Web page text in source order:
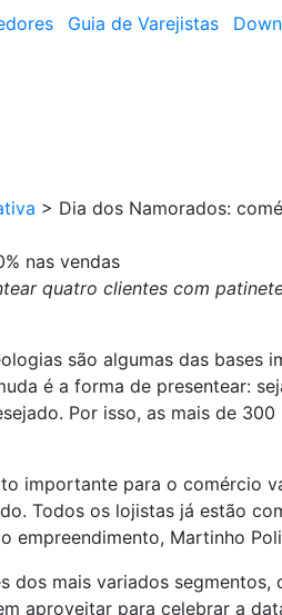
Guia de Varejistas
> Dia dos Namorados:
nas vendas
quatro clientes com
são algumas das bases
é a forma de presentear:
Por isso, as mais de
importante para o comércio
Todos os lojistas já estão
empreendimento, Martinho
dos mais variados
aproveitar para celebrar a